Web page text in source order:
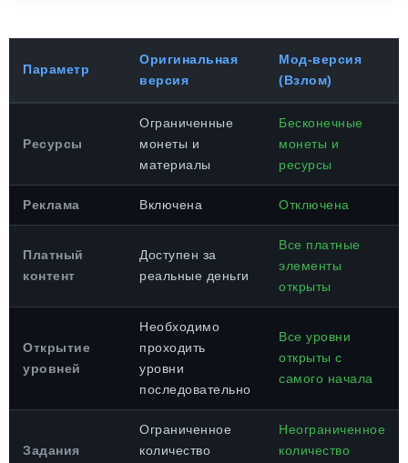
Параметр
Оригинальная
версия
Мод-версия
(Взлом)
Ресурсы
Ограниченные
монеты и
материалы
Бесконечные
монеты и
ресурсы
Реклама Включена Отключена
Платный
контент
Доступен за
реальные деньги
Все платные
элементы
открыты
Открытие
уровней
Необходимо
проходить
уровни
последовательно
Все уровни
открыты с
самого начала
Задания
Ограниченное
количество
Неограниченное
количество